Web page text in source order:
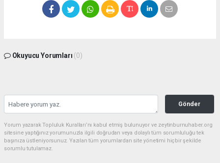
Okuyucu Yorumları (0)
Gönder
Yorum yazarak Topluluk Kuralları’nı kabul etmiş bulunuyor ve zeytinburnuhaber.org
sitesine yaptığınız yorumunuzla ilgili doğrudan veya dolaylı tüm sorumluluğu tek
başınıza üstleniyorsunuz. Yazılan tüm yorumlardan site yönetimi hiçbir şekilde
sorumlu tutulamaz.